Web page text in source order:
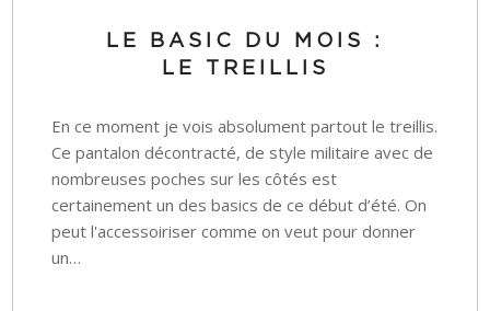
LE BASIC DU MOIS :
LE TREILLIS
En ce moment je vois absolument partout le treillis.
Ce pantalon décontracté, de style militaire avec de
nombreuses poches sur les côtés est
certainement un des basics de ce début d’été. On
peut l'accessoiriser comme on veut pour donner
un…